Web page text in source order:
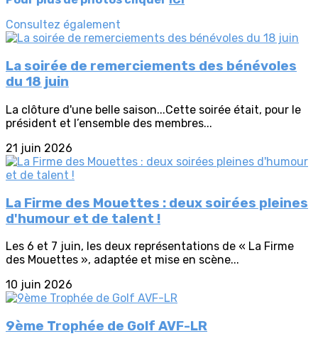
Consultez également
La soirée de remerciements des bénévoles
du 18 juin
La clôture d'une belle saison...Cette soirée était, pour le
président et l’ensemble des membres...
21 juin 2026
La Firme des Mouettes : deux soirées pleines
d'humour et de talent !
Les 6 et 7 juin, les deux représentations de « La Firme
des Mouettes », adaptée et mise en scène...
10 juin 2026
9ème Trophée de Golf AVF-LR